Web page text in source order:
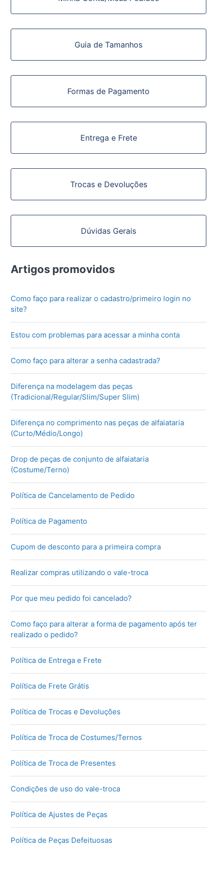
Guia de Tamanhos
Formas de Pagamento
Entrega e Frete
Trocas e Devoluções
Dúvidas Gerais
Artigos promovidos
Como faço para realizar o cadastro/primeiro login no
site?
Estou com problemas para acessar a minha conta
Como faço para alterar a senha cadastrada?
Diferença na modelagem das peças
(Tradicional/Regular/Slim/Super Slim)
Diferença no comprimento nas peças de alfaiataria
(Curto/Médio/Longo)
Drop de peças de conjunto de alfaiataria
(Costume/Terno)
Política de Cancelamento de Pedido
Política de Pagamento
Cupom de desconto para a primeira compra
Realizar compras utilizando o vale-troca
Por que meu pedido foi cancelado?
Como faço para alterar a forma de pagamento após ter
realizado o pedido?
Política de Entrega e Frete
Política de Frete Grátis
Política de Trocas e Devoluções
Política de Troca de Costumes/Ternos
Política de Troca de Presentes
Condições de uso do vale-troca
Política de Ajustes de Peças
Política de Peças Defeituosas